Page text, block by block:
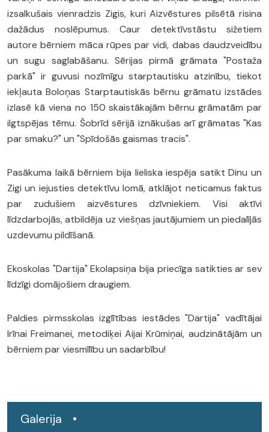
izsalkušais vienradzis Zigis, kuri Aizvēstures pilsētā risina
dažādus noslēpumus. Caur detektīvstāstu sižetiem
autore bērniem māca rūpes par vidi, dabas daudzveidību
un sugu saglabāšanu. Sērijas pirmā grāmata "Postaža
parkā" ir guvusi nozīmīgu starptautisku atzinību, tiekot
iekļauta Boloņas Starptautiskās bērnu grāmatu izstādes
izlasē kā viena no 150 skaistākajām bērnu grāmatām par
ilgtspējas tēmu. Šobrīd sērijā iznākušas arī grāmatas "Kas
par smaku?" un "Spīdošās gaismas tracis".
Pasākuma laikā bērniem bija lieliska iespēja satikt Dinu un
Zigi un iejusties detektīvu lomā, atklājot neticamus faktus
par zudušiem aizvēstures dzīvniekiem. Visi aktīvi
līdzdarbojās, atbildēja uz viešņas jautājumiem un piedalījās
uzdevumu pildīšanā.
Ekoskolas "Dartija" Ekolapsiņa bija priecīga satikties ar sev
līdzīgi domājošiem draugiem.
Paldies pirmsskolas izglītības iestādes "Dartija" vadītājai
Irīnai Freimanei, metodiķei Aijai Krūmiņai, audzinātājām un
bērniem par viesmīlību un sadarbību!
Galerija